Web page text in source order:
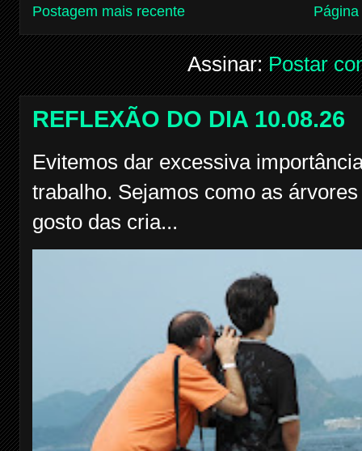
Postagem mais recente
Assinar:Postar
REFLEXÃO DO DIA 10.08.26
Evitemos dar excessiva
trabalho. Sejamos como as
gosto das cria...